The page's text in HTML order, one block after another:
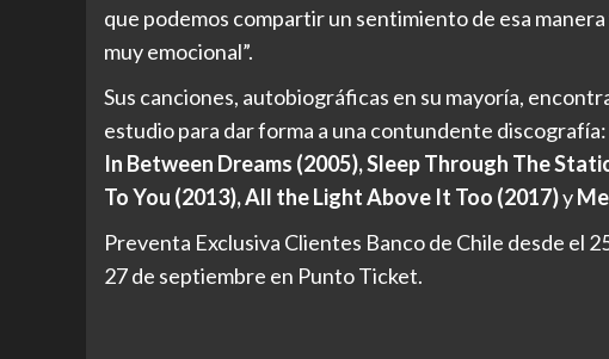
que podemos compartir un sentimiento de esa
muy emocional”.
Sus canciones, autobiográficas en su mayoría,
estudio para dar forma a una contundente discografía:
In Between Dreams (2005), Sleep Through The
To You (2013), All the Light Above It Too (2017)y
Preventa Exclusiva Clientes Banco de Chile desde el
27 de septiembre en Punto Ticket.